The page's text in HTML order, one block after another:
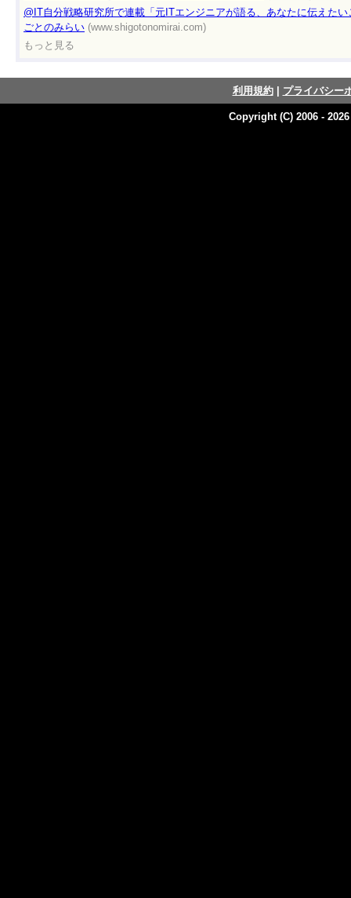
@IT自分戦略研究所で連載「元ITエンジニアが語る、あなたに伝えた
ごとのみらい (www.shigotonomirai.com)
もっと見る
利用規約| プライバシー
Copyright (C) 2006 -